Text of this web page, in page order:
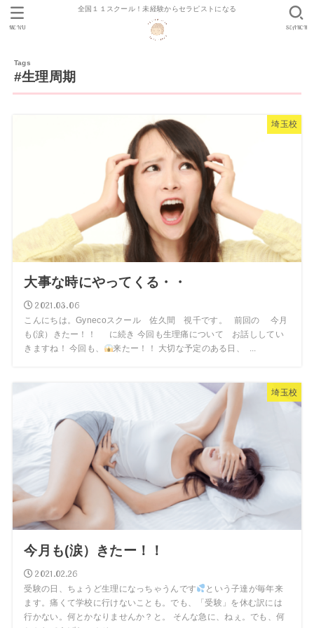
全国１１スクール！未経験からセラピストになる
SEARCH
MENU
#生理周期
埼玉校
大事な時にやってくる・・
2021.03.06
こんにちは。Gynecoスクール 佐久間 視千です。 前回の 今月
も(涙）きたー！！ に続き 今回も生理痛について お話ししてい
きますね！ 今回も、
来たー！！ 大切な予定のある日、 ...
埼玉校
今月も(涙）きたー！！
2021.02.26
受験の日、ちょうど生理になっちゃうんです
という子達が毎年来
ます。痛くて学校に行けないことも。でも、「受験」を休む訳には
行かない。何とかなりませんか？と。 そんな急に、ねぇ。でも、何